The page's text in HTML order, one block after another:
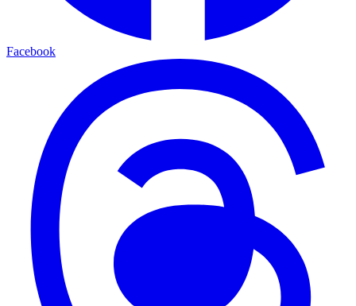
Facebook